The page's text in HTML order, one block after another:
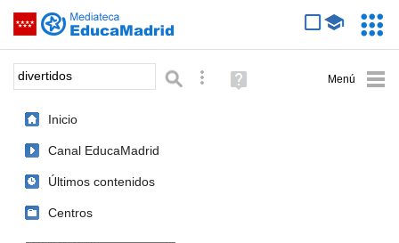
Saltar navegación
Palabra o frase: Búsqueda avanzada
Ayuda
(en
Inicio
Canal EducaMadrid
Últimos contenidos
Centros